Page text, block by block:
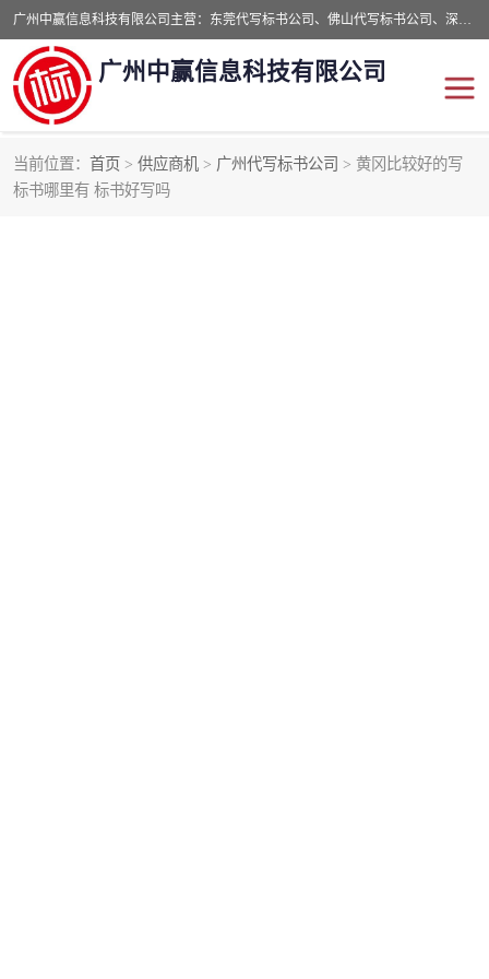
广州中赢信息科技有限公司主营：东莞代写标书公司、佛山代写标书公司、深圳代写标书公司等,食品类标书、工程类类标书,经验丰富的标书制作团队,24小时加急服务,多对一服务。
广州中赢信息科技有限公司
当前位置： 首页 > 供应商机 > 广州代写标书公司 > 黄冈比较好的写
标书哪里有 标书好写吗